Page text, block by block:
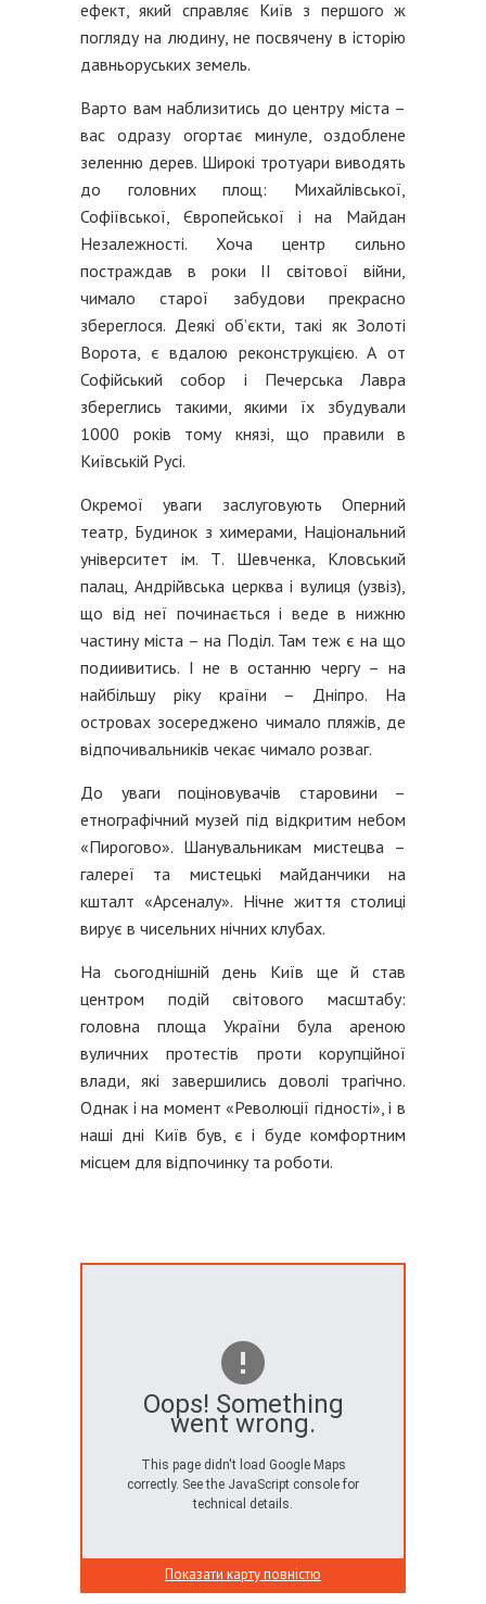
ефект, який справляє Київ з першого ж
погляду на людину, не посвячену в історію
давньоруських земель.
Варто вам наблизитись до центру міста –
вас одразу огортає минуле, оздоблене
зеленню дерев. Широкі тротуари виводять
до головних площ: Михайлівської,
Софіївської, Європейської і на Майдан
Незалежності. Хоча центр сильно
постраждав в роки ІІ світової війни,
чимало старої забудови прекрасно
збереглося. Деякі об’єкти, такі як Золоті
Ворота, є вдалою реконструкцією. А от
Софійський собор і Печерська Лавра
збереглись такими, якими їх збудували
1000 років тому князі, що правили в
Київській Русі.
Окремої уваги заслуговують Оперний
театр, Будинок з химерами, Національний
університет ім. Т. Шевченка, Кловський
палац, Андрійвська церква і вулиця (узвіз),
що від неї починається і веде в нижню
частину міста – на Поділ. Там теж є на що
подиивитись. І не в останню чергу – на
найбільшу ріку країни – Дніпро. На
островах зосереджено чимало пляжів, де
відпочивальників чекає чимало розваг.
До уваги поціновувачів старовини –
етнографічний музей під відкритим небом
«Пирогово». Шанувальникам мистецва –
галереї та мистецькі майданчики на
кшталт «Арсеналу». Нічне життя столиці
вирує в чисельних нічних клубах.
На сьогоднішній день Київ ще й став
центром подій світового масштабу:
головна площа України була ареною
вуличних протестів проти корупційної
влади, які завершились доволі трагічно.
Однак і на момент «Революції гідності», і в
наші дні Київ був, є і буде комфортним
місцем для відпочинку та роботи.
Oops! Something
went wrong.
This page didn't load Google Maps
correctly. See the JavaScript console for
technical details.
Показати карту повністю